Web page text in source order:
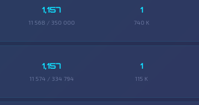
1,157
11 568 / 350 000
1
740 K
1,157
11 574 / 334 794
1
115 K